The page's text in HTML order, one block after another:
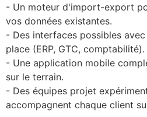
- Un moteur d'import-export
vos données existantes.
- Des interfaces possibles
place (ERP, GTC, comptabilité).
- Une application mobile
sur le terrain.
- Des équipes projet
accompagnent chaque client